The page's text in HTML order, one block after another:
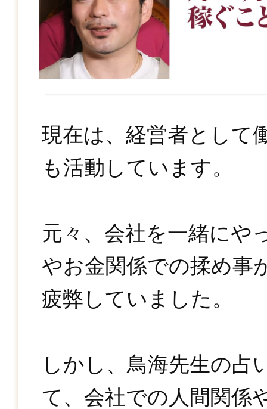
現在は、経営者として
も活動しています。
元々、会社を一緒にや
やお金関係での揉め事
疲弊していました。
しかし、鳥海先生の占
て、会社での人間関係